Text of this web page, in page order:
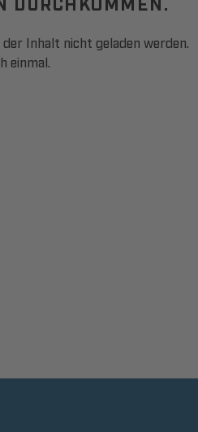
Inhalt nicht geladen werden.
einmal.